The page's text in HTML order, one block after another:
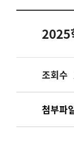
2025
조회수
첨부파